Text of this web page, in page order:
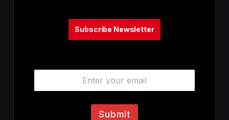
Subscribe Newsletter
E
a
Submit